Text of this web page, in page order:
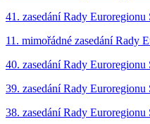
41. zasedání Rady Euroregionu
11. mimořádné zasedání Rady
40. zasedání Rady Euroregionu
39. zasedání Rady Euroregionu
38. zasedání Rady Euroregionu